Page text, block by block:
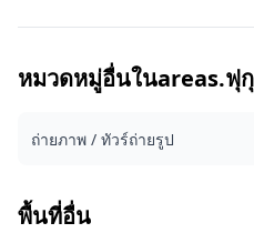
กระตุ้นบรรยากาศที่เฉพาะเจาะ
ผ่านบริการถ่ายภาพของเรา! ◆ ข้อมูลสำคัญ: ・หากคุณมาสาย
เกินเวลานัดหมายที่กำหนด ระย
ตกในจุดถ่ายภาพ 3 วันก่อนวันที่
หมวดหมู่อื่นในareas.ฟุ
ถ่ายภาพ / ทัวร์ถ่ายรูป
พื้นที่อื่น